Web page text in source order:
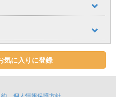
出てタクシーで店舗までお越し
お支払致します。
ださい。）
２台目以降のタクシー代はご返金
気に入りに登録
個人情報保護方針